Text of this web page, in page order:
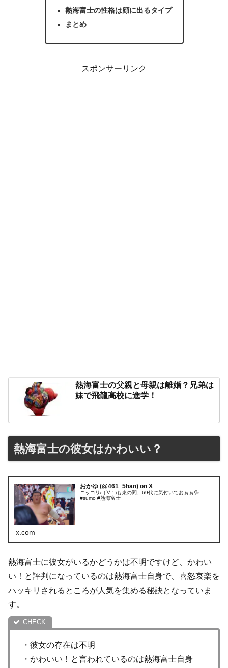
熱海富士の性格は顔に出るタイプ
まとめ
スポンサーリンク
熱海富士の父親と母親は離婚？兄弟は
妹で飛龍高校に進学！
熱海富士の彼女はかわいい？
おかゆ (@461_5han) on X
ニッコリε-(´∀｀)も束の間、69代に気付いておぉぉ💦
#sumo #熱海富士
x.com
熱海富士に彼女がいるかどうかは不明ですけど、かわい
い！と評判になっているのは熱海富士自身で、喜怒哀楽を
ハッキリされるところが人気を集める秘訣となっていま
す。
・彼女の存在は不明
・かわいい！と言われているのは熱海富士自身